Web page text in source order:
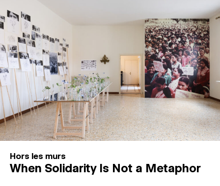
Hors les murs
When Solidarity Is Not a Metaphor